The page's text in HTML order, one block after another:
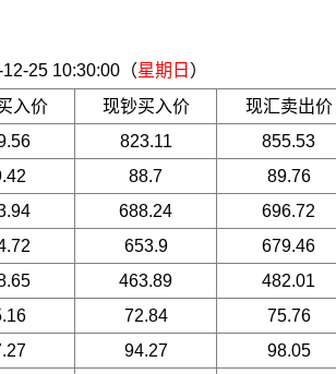
25 10:30:00（星期日 ）
入价 现钞买入价 现汇卖出价
823.11 855.53
88.7 89.76
688.24 696.72
653.9 679.46
463.89 482.01
72.84 75.76
94.27 98.05